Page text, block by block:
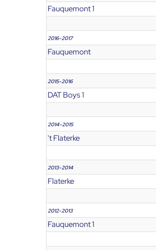
Fauquemont 1
2016-2017
Fauquemont
2015-2016
DAT Boys 1
2014-2015
't Flaterke
2013-2014
Flaterke
2012-2013
Fauquemont 1